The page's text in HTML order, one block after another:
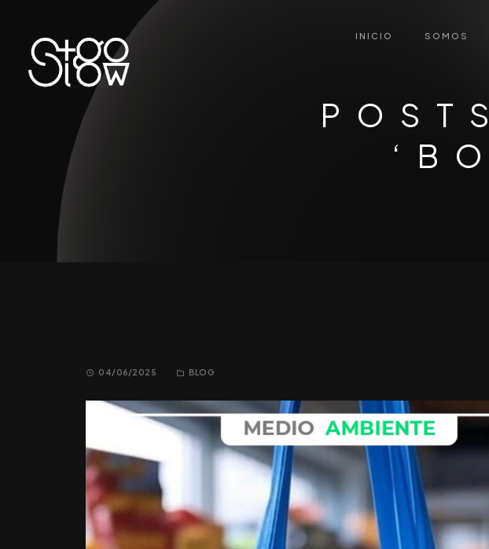
INICIO SOMOS
04/06/2025 BLOG